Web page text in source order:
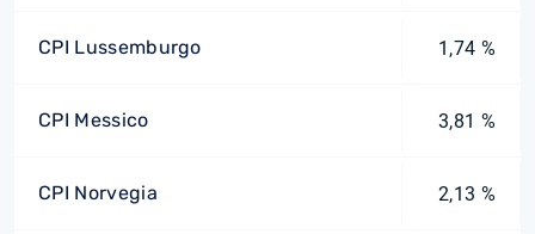
CPI Lussemburgo 1,74 %
CPI Messico 3,81 %
CPI Norvegia 2,13 %